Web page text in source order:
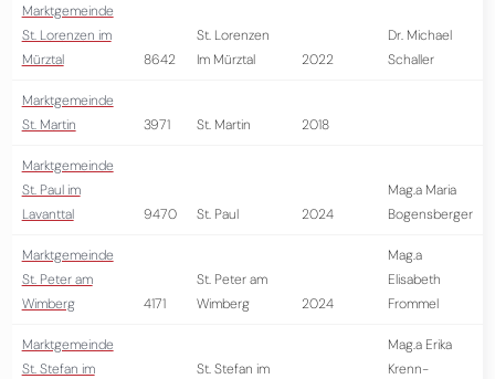
Marktgemeinde
St. Lorenzen im
Mürztal
8642
St. Lorenzen
Im Mürztal
2022
Dr. Michael
Schaller
Marktgemeinde
St. Martin
3971 St. Martin 2018
Marktgemeinde
St. Paul im
Lavanttal
9470 St. Paul 2024
Mag.a Maria
Bogensberger
Marktgemeinde
St. Peter am
Wimberg
4171
St. Peter am
Wimberg
2024
Mag.a
Elisabeth
Frommel
Marktgemeinde
St. Stefan im
St. Stefan im
Mag.a Erika
Krenn-